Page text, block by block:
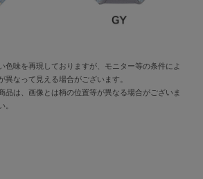
色味を再現しておりますが、モニター等の条件によ
異なって見える場合がございます。
品は、画像とは柄の位置等が異なる場合がございま
。